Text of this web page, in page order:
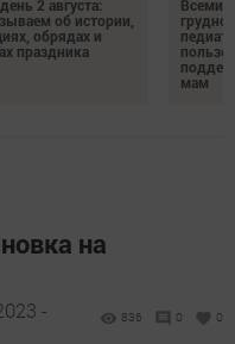
2 августа:
об истории,
обрядах и
праздника
пользе
мам
на
-
836 0 0